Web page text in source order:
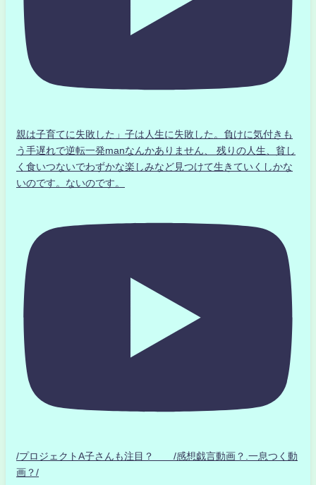
親は子育てに失敗した」子は人生に失敗した。負けに気付きも
う手遅れで逆転一発manなんかありません、 残りの人生、貧し
く食いつないでわずかな楽しみなど見つけて生きていくしかな
いのです。ないのです。
/プロジェクトA子さんも注目？ /感想戯言動画？.一息つく動
画？/